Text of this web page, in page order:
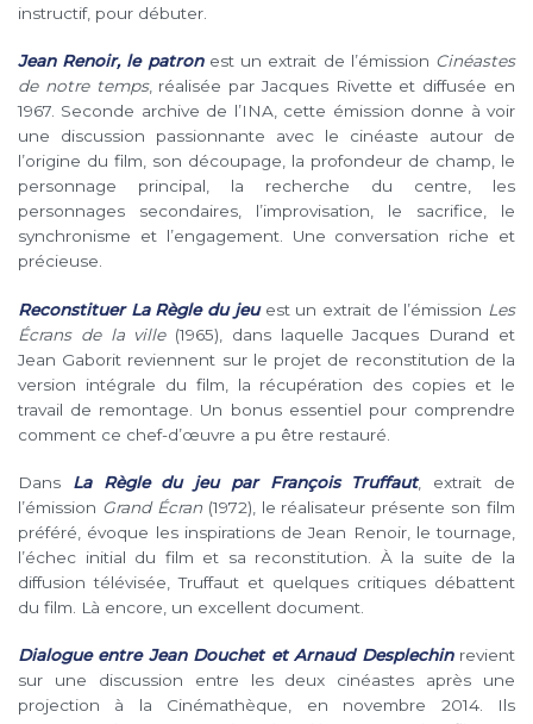
instructif, pour débuter.
Jean Renoir, le patronest un extrait de l’émission Cinéastes
de notre temps, réalisée par Jacques Rivette et diffusée en
1967. Seconde archive de l’INA, cette émission donne à voir
une discussion passionnante avec le cinéaste autour de
l’origine du film, son découpage, la profondeur de champ, le
personnage principal, la recherche du centre, les
personnages secondaires, l’improvisation, le sacrifice, le
synchronisme et l’engagement. Une conversation riche et
précieuse.
Reconstituer La Règle du jeuest un extrait de l’émission Les
Écrans de la ville(1965), dans laquelle Jacques Durand et
Jean Gaborit reviennent sur le projet de reconstitution de la
version intégrale du film, la récupération des copies et le
travail de remontage. Un bonus essentiel pour comprendre
comment ce chef-d’œuvre a pu être restauré.
Dans La Règle du jeu par François Truffaut, extrait de
l’émission Grand Écran(1972), le réalisateur présente son film
préféré, évoque les inspirations de Jean Renoir, le tournage,
l’échec initial du film et sa reconstitution. À la suite de la
diffusion télévisée, Truffaut et quelques critiques débattent
du film. Là encore, un excellent document.
Dialogue entre Jean Douchet et Arnaud Desplechinrevient
sur une discussion entre les deux cinéastes après une
projection à la Cinémathèque, en novembre 2014. Ils